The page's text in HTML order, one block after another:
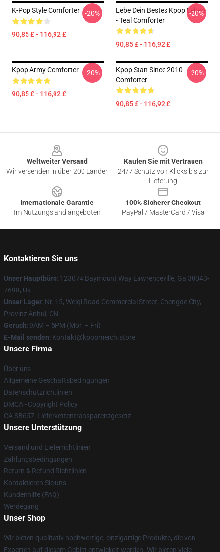
K-Pop Style Comforter
90,85 £ - 116,92 £
-20%
Lebe Dein Bestes Kpop Leben
- Teal Comforter
90,85 £ - 116,92 £
-20%
Kpop Army Comforter
90,85 £ - 116,92 £
-20%
Kpop Stan Since 2010
Comforter
90,85 £ - 116,92 £
-20%
Weltweiter Versand
Wir versenden in über 200 Länder
Kaufen Sie mit Vertrauen
24/7 Schutz von Klicks bis zur
Lieferung
Internationale Garantie
Im Nutzungsland angeboten
100% Sicherer Checkout
PayPal / MasterCard / Visa
Kontaktieren Sie uns
Unser Hauptbüro: 123074 Baymount Way Lawrenceville, Ga 30043-
7698, Us
Unser Lager: Nr. 15, Weiqi Road Commercial Street, Chengde City,
Provinz Anhui, CN
Geruch: 9AM – 5PM (Mon – Fri)
E-Mail senden: Kontakt@kpopmerch.store
Unsere Firma
Über uns
Allgemeine Geschäftsbedingungen
Datenschutzrichtlinien
DMCA - Copyright Policy
CA SB657: Lieferkettentransparenzgesetz
Unsere Unterstützung
Versand und Lieferrichtlinien
Zahlungsbedingungen
Return & Refund Richtlinien
Kontaktieren Sie uns
Kundenhilfe (FAQ)
Werdegang
Unser Shop
Wir bieten qualitativ hochwertige, einzigartige Produkte, die von
Experten auf diesem Gebiet entwickelt werden. Wir bieten viele